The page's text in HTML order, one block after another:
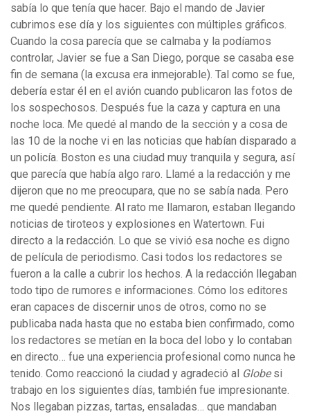
sabía lo que tenía que hacer. Bajo el mando de Javier
cubrimos ese día y los siguientes con múltiples gráficos.
Cuando la cosa parecía que se calmaba y la podíamos
controlar, Javier se fue a San Diego, porque se casaba ese
fin de semana (la excusa era inmejorable). Tal como se fue,
debería estar él en el avión cuando publicaron las fotos de
los sospechosos. Después fue la caza y captura en una
noche loca. Me quedé al mando de la sección y a cosa de
las 10 de la noche vi en las noticias que habían disparado a
un policía. Boston es una ciudad muy tranquila y segura, así
que parecía que había algo raro. Llamé a la redacción y me
dijeron que no me preocupara, que no se sabía nada. Pero
me quedé pendiente. Al rato me llamaron, estaban llegando
noticias de tiroteos y explosiones en Watertown. Fui
directo a la redacción. Lo que se vivió esa noche es digno
de película de periodismo. Casi todos los redactores se
fueron a la calle a cubrir los hechos. A la redacción llegaban
todo tipo de rumores e informaciones. Cómo los editores
eran capaces de discernir unos de otros, como no se
publicaba nada hasta que no estaba bien confirmado, como
los redactores se metían en la boca del lobo y lo contaban
en directo… fue una experiencia profesional como nunca he
tenido. Como reaccionó la ciudad y agradeció al Globesi
trabajo en los siguientes días, también fue impresionante.
Nos llegaban pizzas, tartas, ensaladas… que mandaban